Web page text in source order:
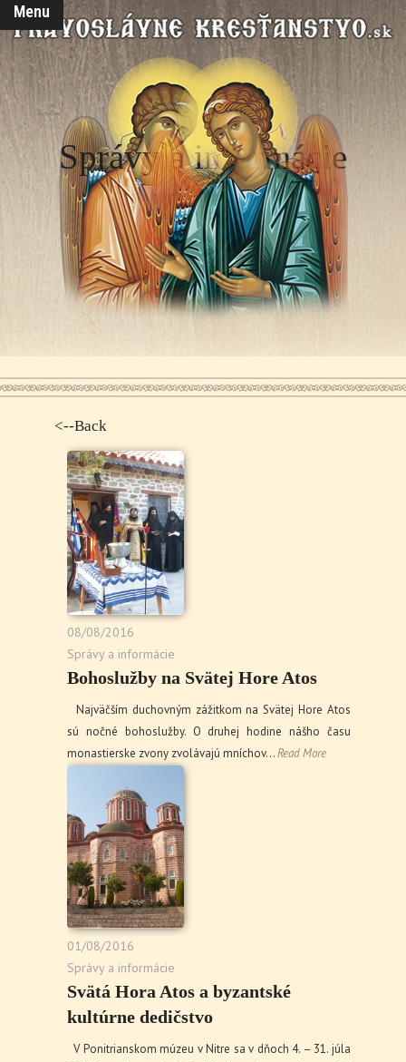
Menu
Správy a informácie
<--Back
08/08/2016
Správy a informácie
Bohoslužby na Svätej Hore Atos
Najväčším duchovným zážitkom na Svätej Hore Atos
sú nočné bohoslužby. O druhej hodine nášho času
monastierske zvony zvolávajú mníchov…Read More
01/08/2016
Správy a informácie
Svätá Hora Atos a byzantské
kultúrne dedičstvo
V Ponitrianskom múzeu v Nitre sa v dňoch 4. – 31. júla